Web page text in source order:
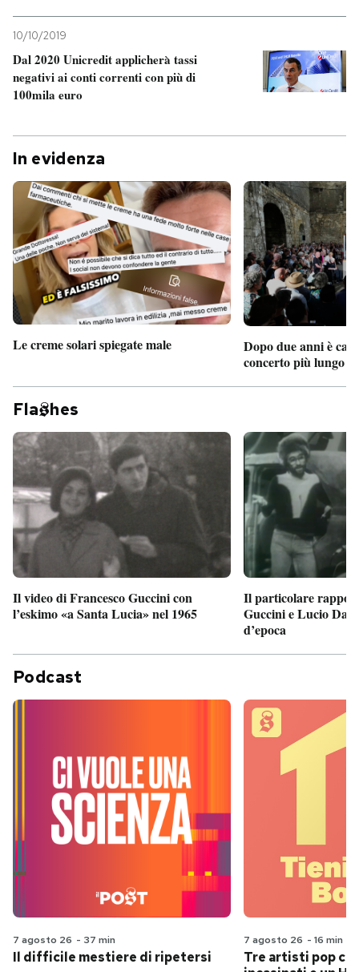
10/10/2019
Dal 2020 Unicredit applicherà tassi
negativi ai conti correnti con più di
100mila euro
In evidenza
Le creme solari spiegate male
Dopo due anni è
concerto più lungo
Fla hes
Il video di Francesco Guccini con
l’eskimo «a Santa Lucia» nel 1965
Il particolare
Guccini e Lucio
d’epoca
Podcast
7 agosto 26 - 37 min
Il difficile mestiere di ripetersi
7 agosto 26 - 16 min
Tre artisti pop